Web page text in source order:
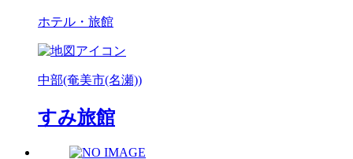
ホテル・旅館
中部(奄美市(名瀬))
すみ旅館